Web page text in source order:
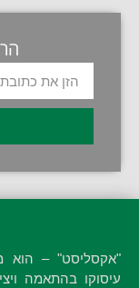
"אקסליסט" – הוא
עיסוקו בהתאמה